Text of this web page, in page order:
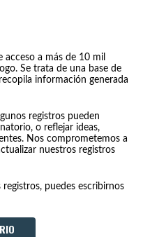
acceso a más de 10 mil
Se trata de una base de
información generada
registros pueden
o reflejar ideas,
Nos comprometemos a
nuestros registros
puedes escribirnos